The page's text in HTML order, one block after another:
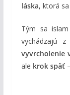
láska, ktorá sa
Tým sa
vychádzajú z
vyvrcholenie
ale krok späť–